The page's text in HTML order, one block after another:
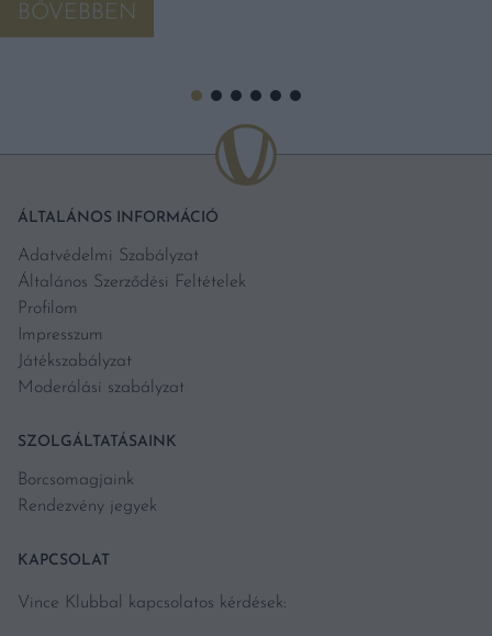
BŐVEBBEN
ÁLTALÁNOS INFORMÁCIÓ
Adatvédelmi Szabályzat
Általános Szerződési Feltételek
Profilom
Impresszum
Játékszabályzat
Moderálási szabályzat
SZOLGÁLTATÁSAINK
Borcsomagjaink
Rendezvény jegyek
KAPCSOLAT
Vince Klubbal kapcsolatos kérdések: